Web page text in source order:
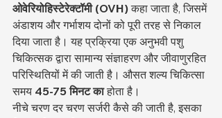
ओवेरियोहिस्टेरेक्टॉमी (OVH) कहा जाता है, जिसमें
अंडाशय और गर्भाशय दोनों को पूरी तरह से निकाल
दिया जाता है। यह प्रक्रिया एक अनुभवी पशु
चिकित्सक द्वारा सामान्य संज्ञाहरण और जीवाणुरहित
परिस्थितियों में की जाती है। औसत शल्य चिकित्सा
समय 45-75 मिनट का होता है।
नीचे चरण दर चरण सर्जरी कैसे की जाती है, इसका